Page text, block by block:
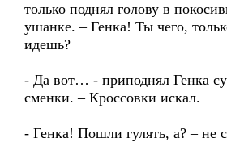
только поднял голову в
ушанке. – Генка! Ты чего,
идешь?
- Да вот… - приподнял Генка
сменки. – Кроссовки искал.
- Генка! Пошли гулять, а? – не